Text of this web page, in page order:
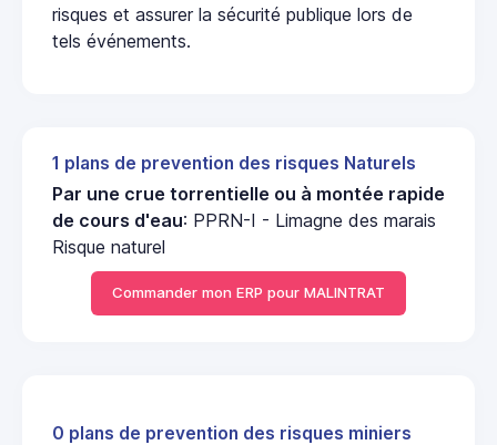
risques et assurer la sécurité publique lors de
tels événements.
1 plans de prevention des risques Naturels
Par une crue torrentielle ou à montée rapide
de cours d'eau: PPRN-I - Limagne des marais
Risque naturel
Commander mon ERP pour MALINTRAT
0 plans de prevention des risques miniers